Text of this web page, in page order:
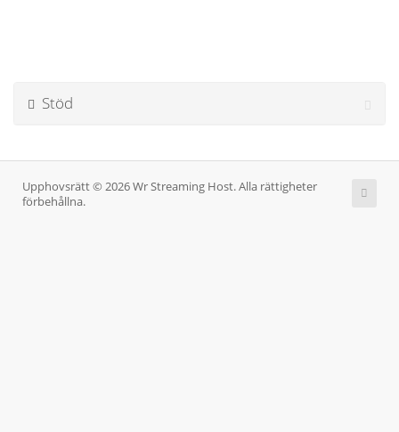
Stöd
Upphovsrätt © 2026 Wr Streaming Host. Alla rättigheter
förbehållna.